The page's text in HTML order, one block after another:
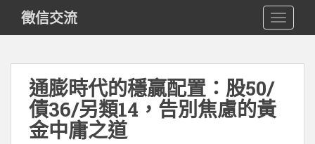
i
徵信交流
通膨時代的穩贏配置：股50/
債36/另類14，告別焦慮的黃
金中庸之道